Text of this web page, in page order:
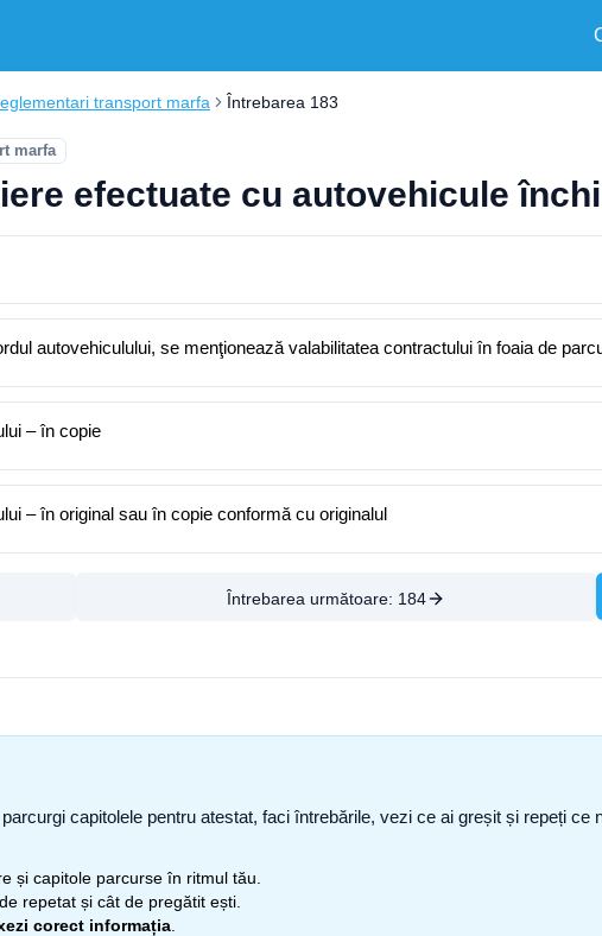
transport marfa Întrebarea 183
marfa
efectuate cu autovehicule
autovehiculului, se menţionează valabilitatea contractului în foaia de
– în copie
– în original sau în copie conformă cu originalul
Întrebarea următoare: 184
capitolele pentru atestat, faci întrebările, vezi ce ai greșit și repeți
și capitole parcurse în ritmul tău.
repetat și cât de pregătit ești.
corect informația